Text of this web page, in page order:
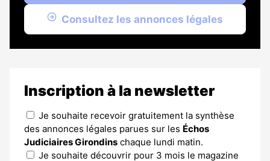
Consultez les annonces légales
Inscription à la newsletter
Je souhaite recevoir gratuitement la synthèse
des annonces légales parues sur les Échos
Judiciaires Girondins chaque lundi matin.
Je souhaite découvrir pour 3 mois le magazine